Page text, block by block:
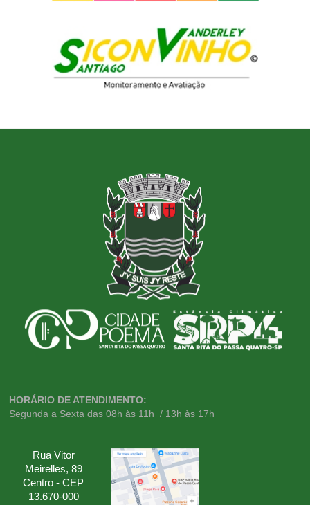
HORÁRIO DE ATENDIMENTO:
Segunda a Sexta das 08h às 11h / 13h às 17h
Rua Vitor
Meirelles, 89
Centro - CEP
13.670-000